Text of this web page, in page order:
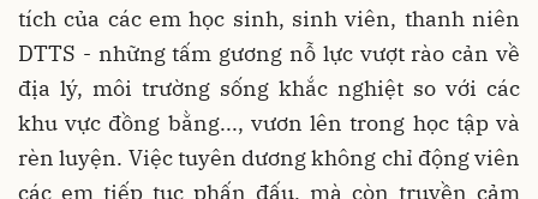
tích của các em học sinh, sinh viên, thanh niên
DTTS - những tấm gương nỗ lực vượt rào cản về
địa lý, môi trường sống khắc nghiệt so với các
khu vực đồng bằng..., vươn lên trong học tập và
rèn luyện. Việc tuyên dương không chỉ động viên
các em tiếp tục phấn đấu, mà còn truyền cảm